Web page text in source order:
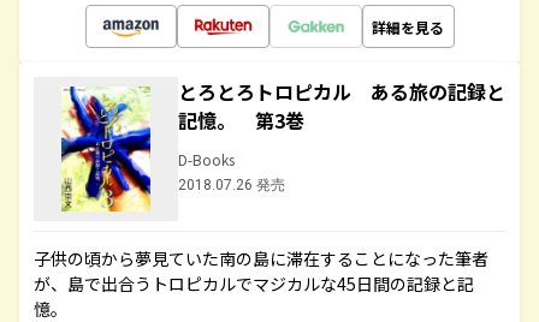
詳細を見る
とろとろトロピカル ある旅の記録と
記憶。 第3巻
D-Books
2018.07.26 発売
子供の頃から夢見ていた南の島に滞在することになった筆者
が、島で出合うトロピカルでマジカルな45日間の記録と記
憶。